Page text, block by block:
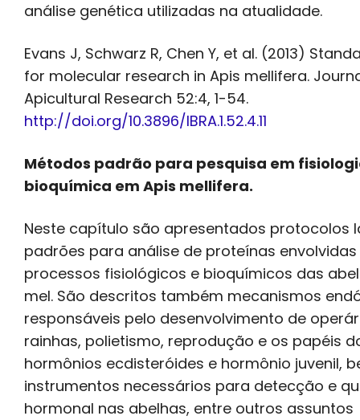
análise genética utilizadas na atualidade.
Evans J, Schwarz R, Chen Y, et al. (2013)
for molecular research in Apis mellifera.
Apicultural Research 52:4, 1-54.
http://doi.org/10.3896/IBRA.1.52.4.11
Métodos padrão para pesquisa em
bioquímica em Apis mellifera.
Neste capítulo são apresentados protocolos
padrões para análise de proteínas
processos fisiológicos e bioquímicos das
mel. São descritos também mecanismos
responsáveis pelo desenvolvimento de
rainhas, polietismo, reprodução e os papéis
hormônios ecdisteróides e hormônio juvenil,
instrumentos necessários para detecção e
hormonal nas abelhas, entre outros assuntos